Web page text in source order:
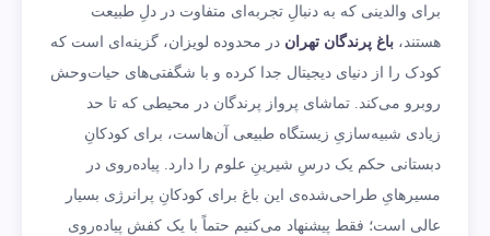
برای والدینی که به دنبالِ تجربه‌ای متفاوت در دلِ طبیعت
هستند، باغ پرندگان تهران در محدوده لویزان، گزینه‌ای است که
کودک را از دنیای دیجیتال جدا کرده و با شگفتی‌های حیات‌وحش
روبرو می‌کند. تماشای پرواز پرندگان در محیطی که تا حد
زیادی شبیه‌سازیِ زیستگاه طبیعی آن‌هاست، برای کودکانِ
دبستانی حکم یک درسِ شیرینِ علوم را دارد. پیاده‌روی در
مسیرهایِ طراحی‌شده‌ی این باغ برای کودکانِ پرانرژی بسیار
عالی است؛ فقط پیشنهاد می‌کنیم حتماً با یک کفش پیاده‌روی